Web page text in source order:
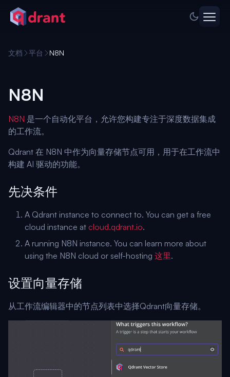
文档 平台 N8N
N8N
N8N 是一个自动化平台，允许您构建专注于深度数据集成
的工作流。
Qdrant 在 N8N 中作为向量存储节点可用，用于在工作流中
构建 AI 驱动的功能。
先决条件
A Qdrant instance to connect to. You can get a free
cloud instance at cloud.qdrant.io.
A running N8N instance. You can learn more about
using the N8N cloud or self-hosting 这里.
设置向量存储
从工作流编辑器中的节点列表中选择Qdrant向量存储。